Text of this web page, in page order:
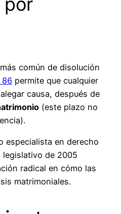
común de disolución
permite que cualquier
causa, después de
(este plazo no
especialista en derecho
legislativo de 2005
radical en cómo las
matrimoniales.